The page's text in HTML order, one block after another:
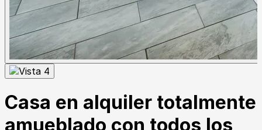
Casa en alquiler totalmente
amueblado con todos los